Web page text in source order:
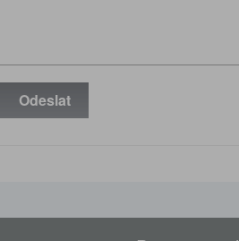
Odeslat